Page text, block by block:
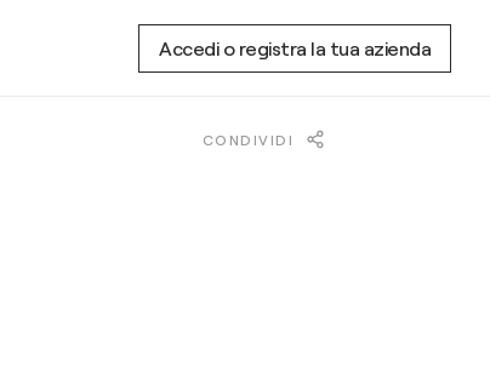
Accedi o registra la tua azienda
CONDIVIDI